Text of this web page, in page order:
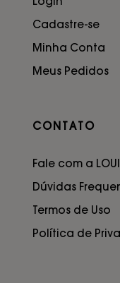
Login
Cadastre-se
Minha Conta
Meus Pedidos
CONTATO
Fale com a
Dúvidas
Termos de Uso
Política de